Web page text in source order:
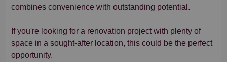
combines convenience with outstanding potential.
If you're looking for a renovation project with plenty of
space in a sought-after location, this could be the perfect
opportunity.